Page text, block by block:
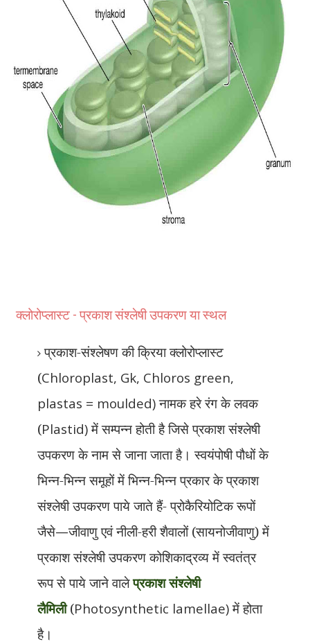
क्लोरोप्लास्ट - प्रकाश संश्लेषी उपकरण या स्थल
प्रकाश-संश्लेषण की क्रिया क्लोरोप्लास्ट
(Chloroplast, Gk, Chloros green,
plastas = moulded)नामक हरे रंग के लवक
(Plastid)में सम्पन्न होती है जिसे प्रकाश संश्लेषी
उपकरण के नाम से जाना जाता है। स्वयंपोषी पौधों के
भिन्न-भिन्न समूहों में भिन्न-भिन्न प्रकार के प्रकाश
संश्लेषी उपकरण पाये जाते हैं- प्रोकैरियोटिक रूपों
जैसे—जीवाणु एवं नीली-हरी शैवालों (सायनोजीवाणु) में
प्रकाश संश्लेषी उपकरण कोशिकाद्रव्य मेंस्वतंत्र
रूप से पाये जाने वालेप्रकाश संश्लेषी
लैमिली(Photosynthetic lamellae)में होता
है।